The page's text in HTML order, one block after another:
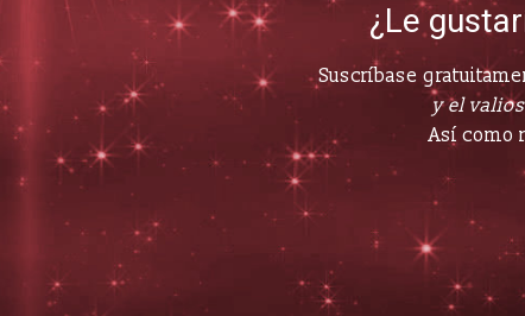
¿Le
Suscríbase
y el
Así como